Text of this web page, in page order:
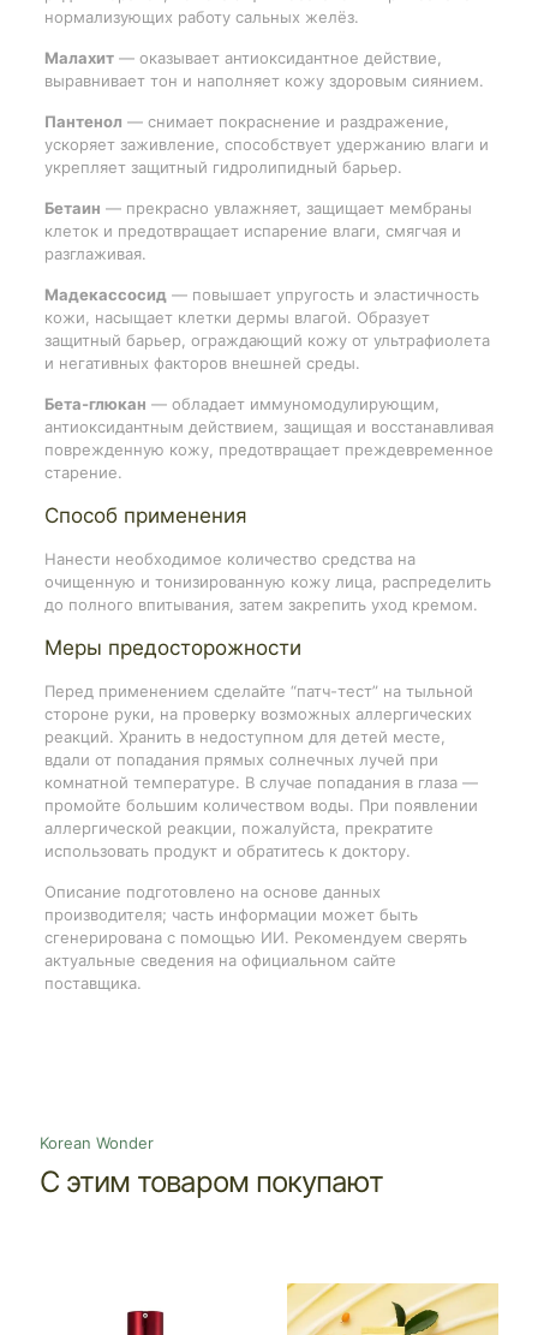
нормализующих работу сальных желёз.
Малахит— оказывает антиоксидантное действие,
выравнивает тон и наполняет кожу здоровым сиянием.
Пантенол — снимает покраснение и раздражение,
ускоряет заживление, способствует удержанию влаги и
укрепляет защитный гидролипидный барьер.
Бетаин — прекрасно увлажняет, защищает мембраны
клеток и предотвращает испарение влаги, смягчая и
разглаживая.
Мадекассосид — повышает упругость и эластичность
кожи, насыщает клетки дермы влагой. Образует
защитный барьер, ограждающий кожу от ультрафиолета
и негативных факторов внешней среды.
Бета-глюкан — обладает иммуномодулирующим,
антиоксидантным действием, защищая и восстанавливая
поврежденную кожу, предотвращает преждевременное
старение.
Способ применения
Нанести необходимое количество средства на
очищенную и тонизированную кожу лица, распределить
до полного впитывания, затем закрепить уход кремом.
Меры предосторожности
Перед применением сделайте “патч-тест” на тыльной
стороне руки, на проверку возможных аллергических
реакций. Хранить в недоступном для детей месте,
вдали от попадания прямых солнечных лучей при
комнатной температуре. В случае попадания в глаза —
промойте большим количеством воды. При появлении
аллергической реакции, пожалуйста, прекратите
использовать продукт и обратитесь к доктору.
Описание подготовлено на основе данных
производителя; часть информации может быть
сгенерирована с помощью ИИ. Рекомендуем сверять
актуальные сведения на официальном сайте
поставщика.
Korean Wonder
С этим товаром покупают